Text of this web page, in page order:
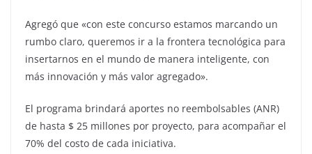
Agregó que «con este concurso estamos marcando un
rumbo claro, queremos ir a la frontera tecnológica para
insertarnos en el mundo de manera inteligente, con
más innovación y más valor agregado».
El programa brindará aportes no reembolsables (ANR)
de hasta $ 25 millones por proyecto, para acompañar el
70% del costo de cada iniciativa.